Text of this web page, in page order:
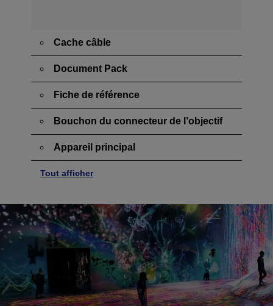
Cache câble
Document Pack
Fiche de référence
Bouchon du connecteur de l’objectif
Appareil principal
Tout afficher